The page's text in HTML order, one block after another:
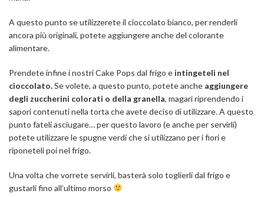
A questo punto se utilizzerete il cioccolato bianco, per renderli
ancora più originali, potete aggiungere anche del colorante
alimentare.
Prendete infine i nostri Cake Pops dal frigo e intingeteli nel
cioccolato.Se volete, a questo punto, potete anche aggiungere
degli zuccherini colorati o della granella, magari riprendendo i
sapori contenuti nella torta che avete deciso di utilizzare. A questo
punto fateli asciugare… per questo lavoro (e anche per servirli)
potete utilizzare le spugne verdi che si utilizzano per i fiori e
riponeteli poi nel frigo.
Una volta che vorrete servirli, basterà solo toglierli dal frigo e
gustarli fino all’ultimo morso